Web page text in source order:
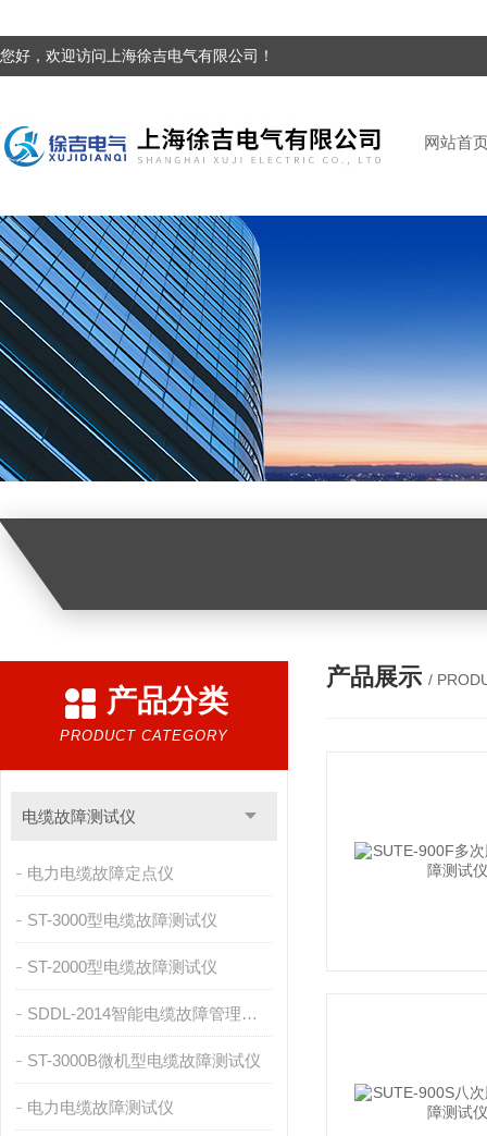
您好，欢迎访问上海徐吉电气有限公司！
网站首
产品分类
PRODUCT CATEGORY
电缆故障测试仪
电力电缆故障定点仪
ST-3000型电缆故障测试仪
ST-2000型电缆故障测试仪
SDDL-2014智能电缆故障管理系统
ST-3000B微机型电缆故障测试仪
电力电缆故障测试仪
产品展示 /